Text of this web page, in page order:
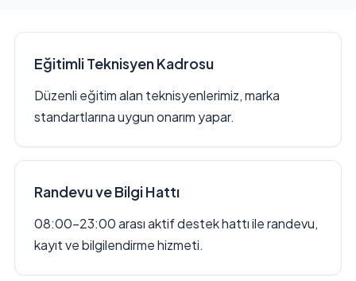
Eğitimli Teknisyen Kadrosu
Düzenli eğitim alan teknisyenlerimiz, marka
standartlarına uygun onarım yapar.
Randevu ve Bilgi Hattı
08:00–23:00 arası aktif destek hattı ile randevu,
kayıt ve bilgilendirme hizmeti.